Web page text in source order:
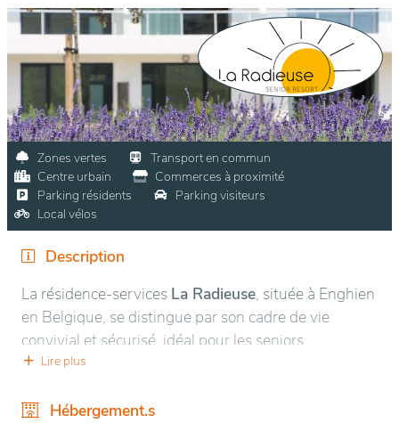
Zones vertes
Transport en commun
Centre urbain
Commerces à proximité
Parking résidents
Parking visiteurs
Local vélos
Description
La résidence-services La Radieuse, située à Enghien
en Belgique, se distingue par son cadre de vie
convivial et sécurisé, idéal pour les seniors
autonomes. Nichée dans une région verdoyante, elle
parc d’Enghien, un joyau naturel offrant des
Lire plus
Hébergement.s